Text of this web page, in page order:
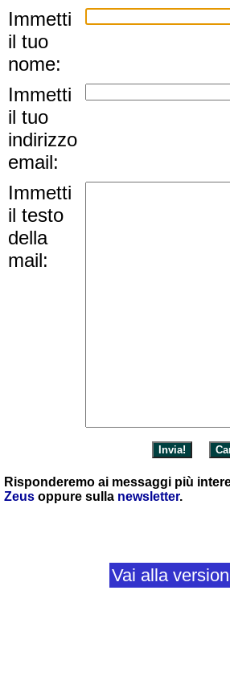
Immetti
il tuo
nome:
Immetti
il tuo
indirizzo
email:
Immetti
il testo
della
mail:
Risponderemo ai messaggi più
Zeus oppure sulla newsletter.
Vai alla